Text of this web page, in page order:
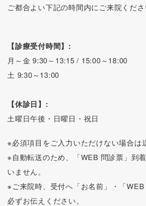
ご都合よい下記の時間内にご来院くださ
【診療受付時間】:
月～金 9:30～13:15 / 15:00～18:00
土 9:30～13:00
【休診日】:
土曜日午後・日曜日・祝日
※必須項目をご入力いただけない場合は
※自動転送のため、「WEB 問診票」到
いません。
※ご来院時、受付へ「お名前」・「
必ずお伝えください。